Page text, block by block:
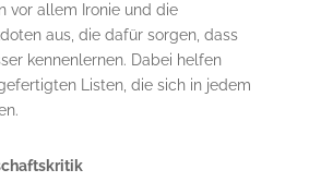
vor allem Ironie und die
aus, die dafür sorgen, dass
kennenlernen. Dabei helfen
Listen, die sich in jedem